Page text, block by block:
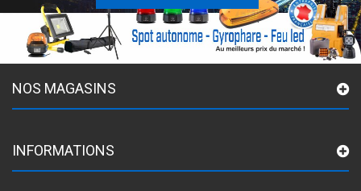
NOS MAGASINS
INFORMATIONS